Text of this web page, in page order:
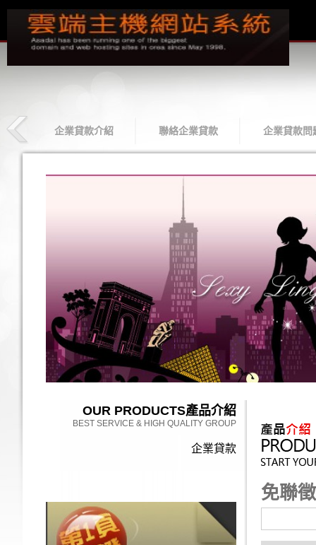
企業貸款介紹 聯絡企業貸款 企業貸款問
OUR PRODUCTS產品介紹
BEST SERVICE & HIGH QUALITY GROUP
企業貸款
免聯